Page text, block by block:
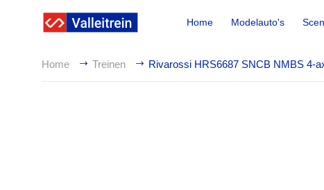
Home Modelauto's
Home Treinen Rivarossi HRS6687 SNCB NMBS 4-